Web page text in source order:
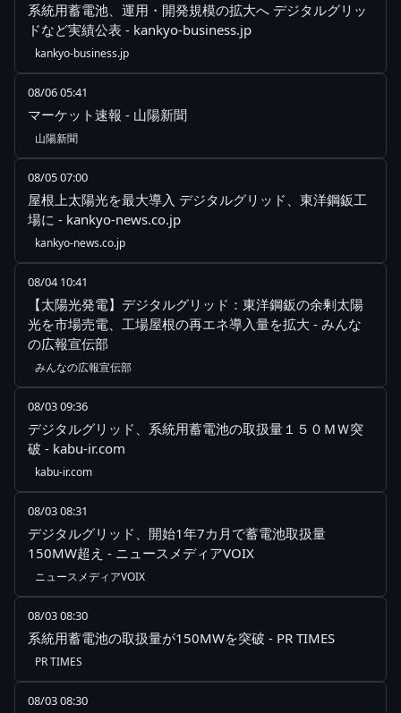
系統用蓄電池、運用・開発規模の拡大へ デジタルグリッ
ドなど実績公表 - kankyo-business.jp
kankyo-business.jp
08/06 05:41
マーケット速報 - 山陽新聞
山陽新聞
08/05 07:00
屋根上太陽光を最大導入 デジタルグリッド、東洋鋼鈑工
場に - kankyo-news.co.jp
kankyo-news.co.jp
08/04 10:41
【太陽光発電】デジタルグリッド：東洋鋼鈑の余剰太陽
光を市場売電、工場屋根の再エネ導入量を拡大 - みんな
の広報宣伝部
みんなの広報宣伝部
08/03 09:36
デジタルグリッド、系統用蓄電池の取扱量１５０ＭＷ突
破 - kabu-ir.com
kabu-ir.com
08/03 08:31
デジタルグリッド、開始1年7カ月で蓄電池取扱量
150MW超え - ニュースメディアVOIX
ニュースメディアVOIX
08/03 08:30
系統用蓄電池の取扱量が150MWを突破 - PR TIMES
PR TIMES
08/03 08:30